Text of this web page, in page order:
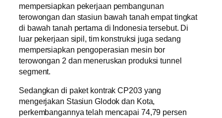
mempersiapkan pekerjaan pembangunan
terowongan dan stasiun bawah tanah empat tingkat
di bawah tanah pertama di Indonesia tersebut. Di
luar pekerjaan sipil, tim konstruksi juga sedang
mempersiapkan pengoperasian mesin bor
terowongan 2 dan meneruskan produksi tunnel
segment.
Sedangkan di paket kontrak CP203 yang
mengerjakan Stasiun Glodok dan Kota,
perkembangannya telah mencapai 74,79 persen